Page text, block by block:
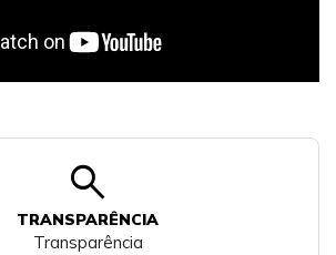
search
TRANSPARÊNCIA
Transparência